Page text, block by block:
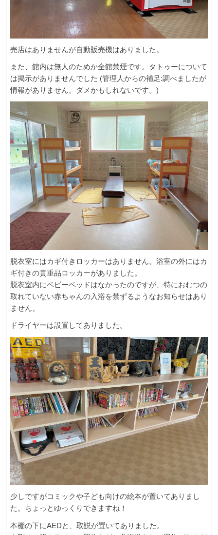
売店はありませんが自動販売機はありました。
また、館内は無人のためか全館禁煙です。タトゥーについて
は掲示がありませんでした (管理人からの補足:調べましたが
情報がありません。ダメかもしれないです。)
脱衣室にはカギ付きロッカーはありません。浴室の外にはカ
ギ付きの貴重品ロッカーがありました。
脱衣室内にベビーベッドはなかったのですが、特におむつの
取れていない赤ちゃんの入浴を禁ずるようなお知らせはあり
ません。
ドライヤーは設置してありました。
少しですがコミックや子ども向けの絵本が置いてありまし
た。ちょっとゆっくりできますね！
本棚の下にAEDと、取説が置いてありました。